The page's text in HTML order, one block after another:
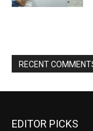
RECENT
EDITOR PICKS